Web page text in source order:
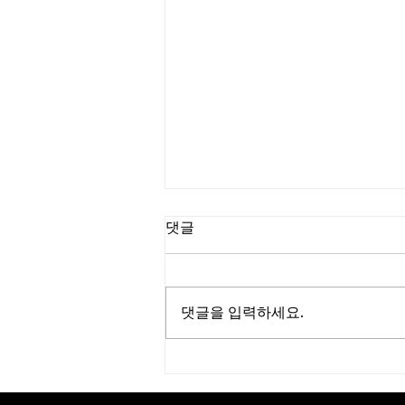
이프스타일 디자인 산업 생태
댓글
댓글을 입력하세요.